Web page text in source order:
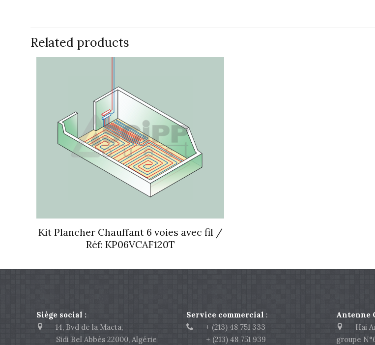
Related products
Kit Plancher Chauffant 6 voies avec fil /
Réf: KP06VCAF120T
Siège social :
14, Bvd de la Macta,
Sidi Bel Abbès 22000, Algérie
Service commercial :
+ (213) 48 751 333
+ (213) 48 751 939
Antenne
Hai
groupe